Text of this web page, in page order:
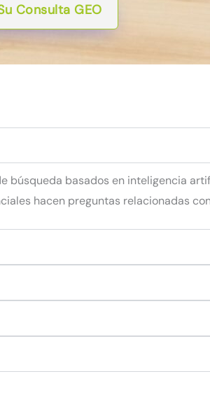
Consulta GEO
basados en inteligencia
hacen preguntas relacionadas